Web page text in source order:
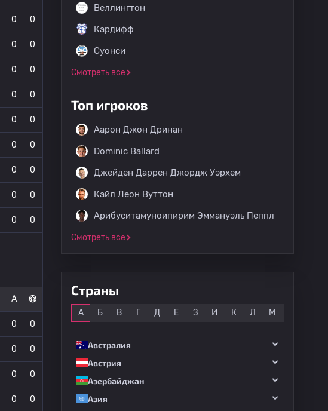
0 0
0 0
0 0
0 0
0 0
0 0
0 0
0 0
0 0
А
0 0
0 0
0 0
0 0
Веллингтон
Кардифф
Суонси
Смотреть все
Топ игроков
Аарон Джон Дринан
Dominic Ballard
Джейден Даррен Джордж Уэрхем
Кайл Леон Вуттон
Арибуситамуноипирим Эммануэль Пеппл
Смотреть все
Страны
А Б В Г Д Е З И К Л М
Австралия
Австрия
Азербайджан
Азия